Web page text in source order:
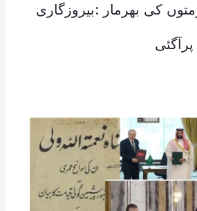
کی بھرمار :بیروزگاری